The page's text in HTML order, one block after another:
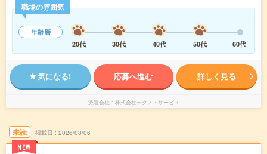
職場の雰囲気
年齢層
20代
30代 40代 50代 60代
気になる! 応募へ進む 詳しく見る
派遣会社 株式会社テクノ・サービス
未読
NEW
掲載日 2026/08/06